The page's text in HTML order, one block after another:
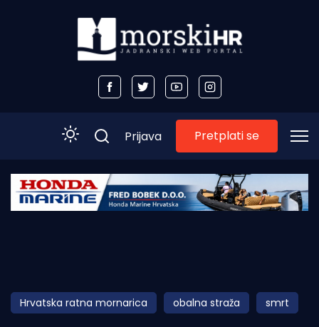
Početna
Obala
Otoci
Prijava Pretplati se
Hrvatska ratna mornarica obalna straža smrt